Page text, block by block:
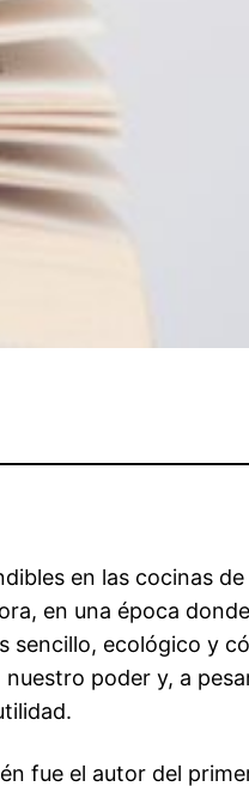
en las cocinas
en una época
ecológico y
poder y, a
fue el autor del